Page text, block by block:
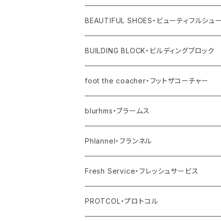
バングル
リング
レディス
ユニセックス・メンズ
その他
レディス
ユニセックス・メンズ
バッグ
その他
BEAUTIFUL SHOES・ビューティフルシュ
シューズ
BUILDING BLOCK・ビルディングブロック
バッグ
その他
foot the coacher・フットザコーチャー
blurhms・ブラームス
アウター
トップス
ボトム
Phlannel・フランネル
アウター
トップス
Fresh Service・フレッシュサービス
アウター
PROTCOL・プロトコル